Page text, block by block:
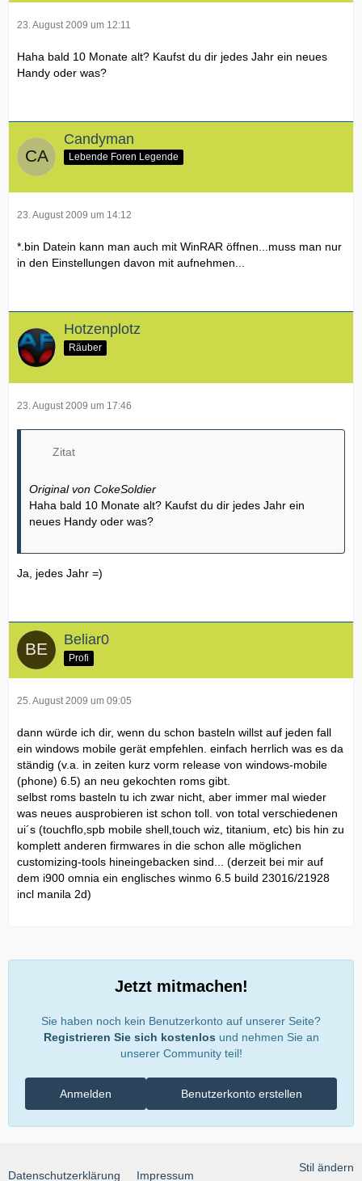
23. August 2009 um 12:11
Haha bald 10 Monate alt? Kaufst du dir jedes Jahr ein neues
Handy oder was?
Candyman
Lebende Foren Legende
23. August 2009 um 14:12
*.bin Datein kann man auch mit WinRAR öffnen...muss man nur
in den Einstellungen davon mit aufnehmen...
Hotzenplotz
Räuber
23. August 2009 um 17:46
Zitat
Original von CokeSoldier
Haha bald 10 Monate alt? Kaufst du dir jedes Jahr ein
neues Handy oder was?
Ja, jedes Jahr =)
Beliar0
Profi
25. August 2009 um 09:05
dann würde ich dir, wenn du schon basteln willst auf jeden fall
ein windows mobile gerät empfehlen. einfach herrlich was es da
ständig (v.a. in zeiten kurz vorm release von windows-mobile
(phone) 6.5) an neu gekochten roms gibt.
selbst roms basteln tu ich zwar nicht, aber immer mal wieder
was neues ausprobieren ist schon toll. von total verschiedenen
ui´s (touchflo,spb mobile shell,touch wiz, titanium, etc) bis hin zu
komplett anderen firmwares in die schon alle möglichen
customizing-tools hineingebacken sind... (derzeit bei mir auf
dem i900 omnia ein englisches winmo 6.5 build 23016/21928
incl manila 2d)
Jetzt mitmachen!
Sie haben noch kein Benutzerkonto auf unserer Seite?
Registrieren Sie sich kostenlos und nehmen Sie an
unserer Community teil!
Benutzerkonto erstellen
Anmelden
Stil ändern
Datenschutzerklärung Impressum